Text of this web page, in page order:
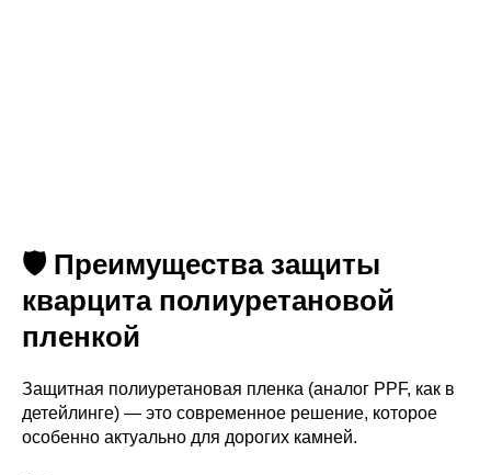
🛡️ Преимущества защиты
кварцита полиуретановой
пленкой
Защитная полиуретановая пленка (аналог PPF, как в
детейлинге) — это современное решение, которое
особенно актуально для дорогих камней.